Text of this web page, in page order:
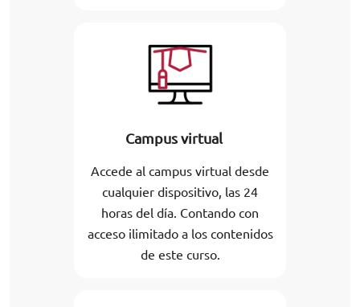
Campus virtual
Accede al campus virtual desde
cualquier dispositivo, las 24
horas del día. Contando con
acceso ilimitado a los contenidos
de este curso.